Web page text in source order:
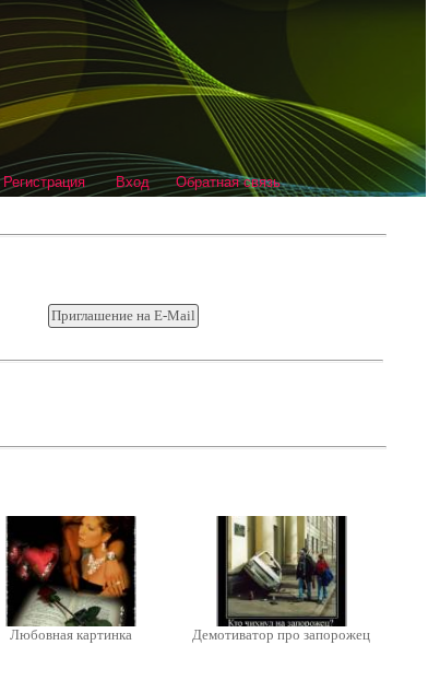
Регистрация Вход Обратная связь
Любовная картинка Демотиватор про запорожец